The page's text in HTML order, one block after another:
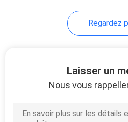
Regardez
Laisser un
Nous vous